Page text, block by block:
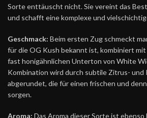
Sorte enttäuscht nicht. Sie vereint das
und schafft eine komplexe und
Geschmack: Beim ersten Zug schmeckt
für die OG Kush bekannt ist, kombiniert mit
fast honigähnlichen Unterton von White
Kombination wird durch subtile Zitrus- und
abgerundet, die für einen frischen und
sorgen.
Aroma: Das Aroma dieser Sorte ist